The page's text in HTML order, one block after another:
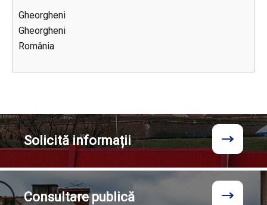
Gheorgheni
Gheorgheni
România
Solicităinformații
Consultarepublică